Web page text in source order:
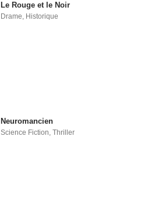
Le Rouge et le Noir
Drame, Historique
Neuromancien
Science Fiction ,Thriller